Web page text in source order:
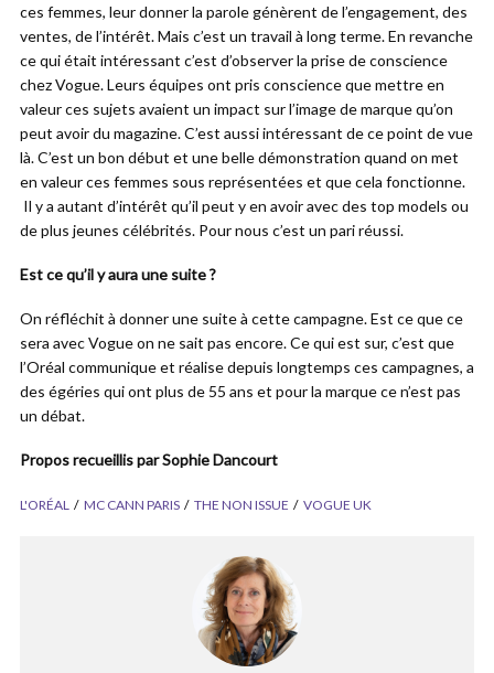
ces femmes, leur donner la parole génèrent de l’engagement, des
ventes, de l’intérêt. Mais c’est un travail à long terme. En revanche
ce qui était intéressant c’est d’observer la prise de conscience
chez Vogue. Leurs équipes ont pris conscience que mettre en
valeur ces sujets avaient un impact sur l’image de marque qu’on
peut avoir du magazine. C’est aussi intéressant de ce point de vue
là. C’est un bon début et une belle démonstration quand on met
en valeur ces femmes sous représentées et que cela fonctionne.
Il y a autant d’intérêt qu’il peut y en avoir avec des top models ou
de plus jeunes célébrités. Pour nous c’est un pari réussi.
Est ce qu’il y aura une suite ?
On réfléchit à donner une suite à cette campagne. Est ce que ce
sera avec Vogue on ne sait pas encore. Ce qui est sur, c’est que
l’Oréal communique et réalise depuis longtemps ces campagnes, a
des égéries qui ont plus de 55 ans et pour la marque ce n’est pas
un débat.
Propos recueillis par Sophie Dancourt
L'ORÉAL MC CANN PARIS THE NON ISSUE VOGUE UK